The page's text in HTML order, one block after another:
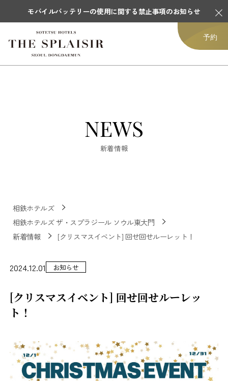
モバイルバッテリーの使用に関する禁止事項のお知らせ
予約
NEWS
新着情報
相鉄ホテルズ
相鉄ホテルズ ザ・スプラジール ソウル東大門
新着情報
[クリスマスイベント] 回せ回せルーレット！
2024.12.01 お知らせ
[クリスマスイベント] 回せ回せルーレッ
ト！